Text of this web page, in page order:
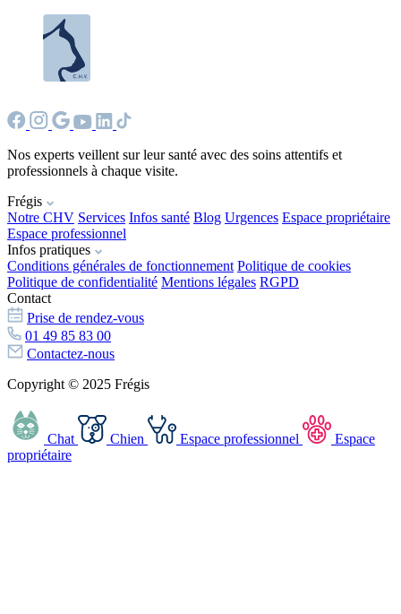
Nos experts veillent sur leur santé avec des soins attentifs et
professionnels à chaque visite.
Frégis
Notre CHV Services Infos santé Blog Urgences Espace propriétaire
Espace professionnel
Infos pratiques
Conditions générales de fonctionnement Politique de cookies
Politique de confidentialité Mentions légales RGPD
Contact
Prise de rendez-vous
01 49 85 83 00
Contactez-nous
Copyright © 2025 Frégis
Chat Chien Espace professionnel
Espace
propriétaire